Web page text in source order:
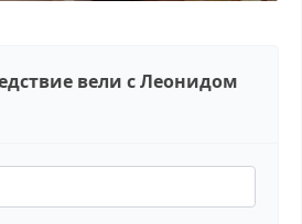
вели с Леонидом